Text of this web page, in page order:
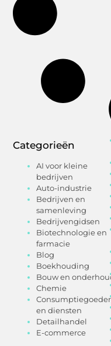
Categorieën
AI voor kleine
bedrijven
Auto-industrie
Bedrijven en
samenleving
Bedrijvengidsen
Biotechnologie en
farmacie
Blog
Boekhouding
Bouw en
Chemie
en diensten
Detailhandel
E-commerce